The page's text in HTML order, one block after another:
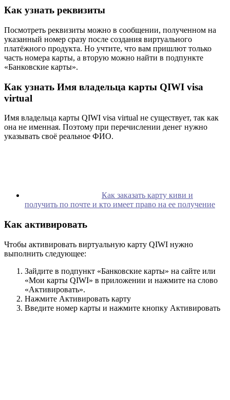
Как узнать реквизиты
Посмотреть реквизиты можно в сообщении, полученном на
указанный номер сразу после создания виртуального
платёжного продукта. Но учтите, что вам пришлют только
часть номера карты, а вторую можно найти в подпункте
«Банковские карты».
Как узнать Имя владельца карты QIWI visa
virtual
Имя владельца карты QIWI visa virtual не существует, так как
она не именная. Поэтому при перечислении денег нужно
указывать своё реальное ФИО.
Как заказать карту киви и
получить по почте и кто имеет право на ее получение
Как активировать
Чтобы активировать виртуальную карту QIWI нужно
выполнить следующее:
Зайдите в подпункт «Банковские карты» на сайте или
«Мои карты QIWI» в приложении и нажмите на слово
«Активировать».
Нажмите Активировать карту
Введите номер карты и нажмите кнопку Активировать